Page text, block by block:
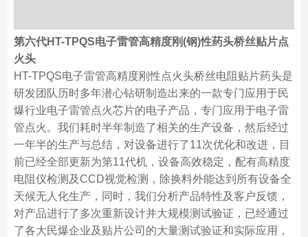
第六代HT-TPQS电子雷管高精度刚(钢)性药头桥丝贴片点
火头
HT-TPQS电子雷管高精度刚性点火头桥丝电阻贴片药头是
研发团队历时多年潜心钻研制造出来的一款专门应用于民
爆行业电子雷管点火芯片的电子产品，专门应用于电子雷
管点火。我们耗时半年制造了相关的生产设备，然后经过
一年半的生产与总结，对设备进行了11次优化和改进，目
前已经全部更新为第11代机，设备高效稳定，配有高精度
电阻仪检测及CCD视觉检测，除换料外能达到所有设备全
天候无人化生产，同时，我们分析产品特性及客户反馈，
对产品进行了多次重新设计并大规模测试验证，已经通过
了各大民爆企业及贴片公司的大量测试验证和实际应用，